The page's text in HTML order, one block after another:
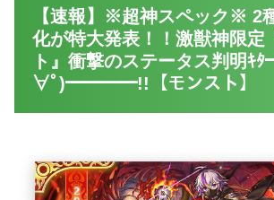
【速報】※超神スペック※ 2
化が特大発表！！激獣神限定
ト』衝撃のステータス判明
∀ﾟ)━━━━!!【モンスト】